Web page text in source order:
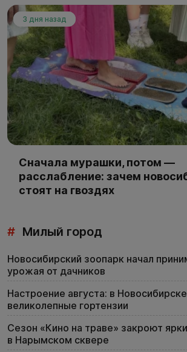
3 дня назад
Сначала мурашки, потом —
расслабление: зачем
стоят на гвоздях
# Милый город
Новосибирский зоопарк начал
урожая от дачников
Настроение августа: в
великолепные гортензии
Сезон «Кино на траве» закроют
в Нарымском сквере